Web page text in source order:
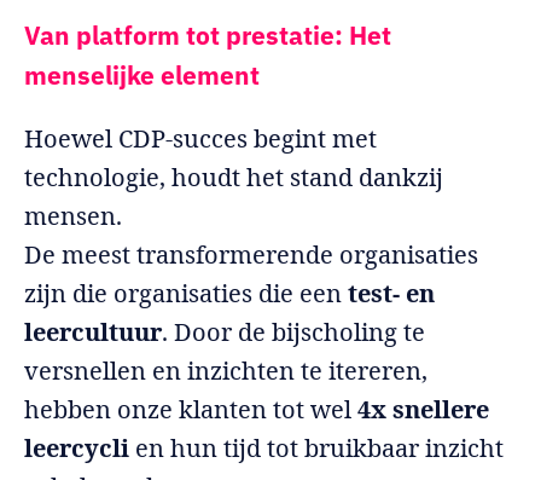
Van platform tot prestatie: Het
menselijke element
Hoewel CDP-succes begint met
technologie, houdt het stand dankzij
mensen.
De meest transformerende organisaties
zijn die organisaties die eentest- en
leercultuur. Door de bijscholing te
versnellen en inzichten te itereren,
hebben onze klanten tot wel4x snellere
leercycli en hun tijd tot bruikbaar inzicht